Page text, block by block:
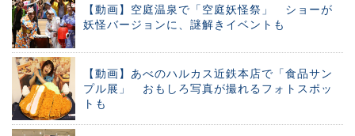
【動画】空庭温泉で「空庭妖怪祭」 ショーが
妖怪バージョンに、謎解きイベントも
【動画】あべのハルカス近鉄本店で「食品サン
プル展」 おもしろ写真が撮れるフォトスポッ
トも